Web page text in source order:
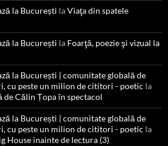
la București laViaţa din spatele
la București la Foarţă, poezie şi vizual la
la București | comunitate globală de
cu peste un milion de cititori - poetic la
de Călin Țopa în spectacol
la București | comunitate globală de
cu peste un milion de cititori - poetic la
House inainte de lectura (3)